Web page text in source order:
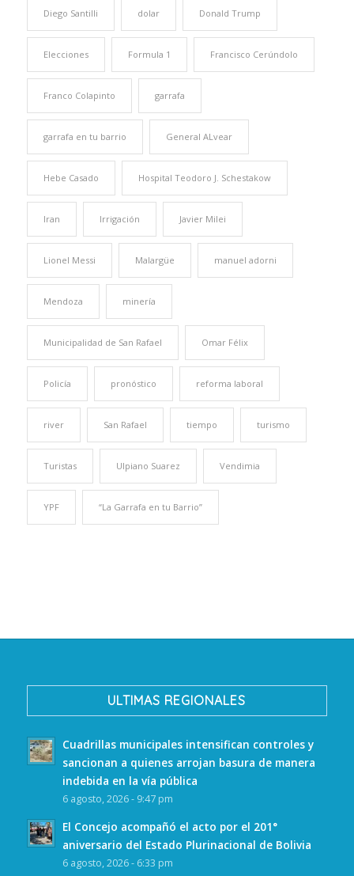
Diego Santilli dolar Donald Trump
Elecciones Formula 1 Francisco Cerúndolo
Franco Colapinto garrafa
garrafa en tu barrio General ALvear
Hebe Casado Hospital Teodoro J. Schestakow
Iran Irrigación Javier Milei
Lionel Messi Malargüe manuel adorni
Mendoza minería
Municipalidad de San Rafael Omar Félix
Policía pronóstico reforma laboral
river San Rafael tiempo turismo
Turistas Ulpiano Suarez Vendimia
YPF “La Garrafa en tu Barrio”
ULTIMAS REGIONALES
Cuadrillas municipales intensifican controles y
sancionan a quienes arrojan basura de manera
indebida en la vía pública
6 agosto, 2026 - 9:47 pm
El Concejo acompañó el acto por el 201°
aniversario del Estado Plurinacional de Bolivia
6 agosto, 2026 - 6:33 pm